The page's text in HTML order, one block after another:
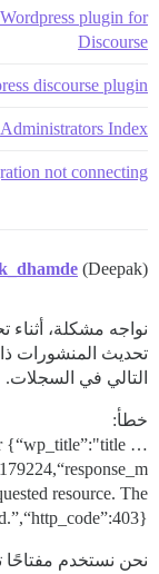
plugin for
Discourse
discourse plugin
Administrators Index
not connecting
(Deepak)
نواجه مشكلة،
تحديث المنشورات
التالي في السجلات.
خطأ:
{“wp_title”:"title …
resource. The
نحن نستخدم مفتاحًا